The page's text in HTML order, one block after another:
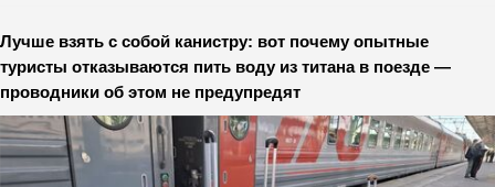
Лучше взять с собой канистру: вот почему опытные
туристы отказываются пить воду из титана в поезде —
проводники об этом не предупредят